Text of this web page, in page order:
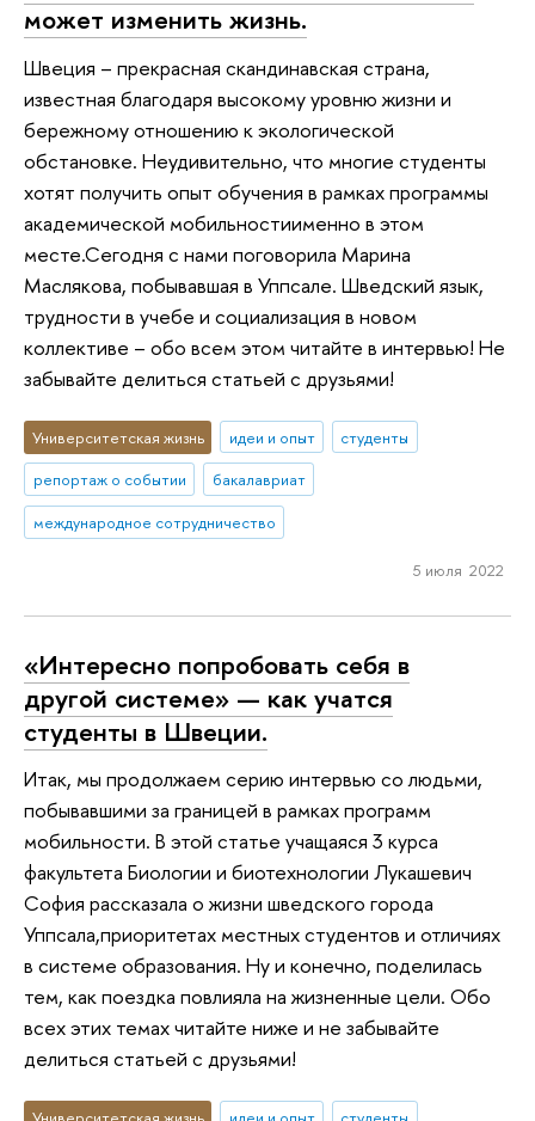
может изменить жизнь.
Швеция – прекрасная скандинавская страна,
известная благодаря высокому уровню жизни и
бережному отношению к экологической
обстановке. Неудивительно, что многие студенты
хотят получить опыт обучения в рамках программы
академической мобильностиименно в этом
месте.Сегодня с нами поговорила Марина
Маслякова, побывавшая в Уппсале. Шведский язык,
трудности в учебе и социализация в новом
коллективе – обо всем этом читайте в интервью! Не
забывайте делиться статьей с друзьями!
Университетская жизнь идеи и опыт
студенты
репортаж о событии
бакалавриат
международное сотрудничество
5 июля 2022
«Интересно попробовать себя в
другой системе» — как учатся
студенты в Швеции.
Итак, мы продолжаем серию интервью со людьми,
побывавшими за границей в рамках программ
мобильности. В этой статье учащаяся 3 курса
факультета Биологии и биотехнологии Лукашевич
София рассказала о жизни шведского города
Уппсала,приоритетах местных студентов и отличиях
в системе образования. Ну и конечно, поделилась
тем, как поездка повлияла на жизненные цели. Обо
всех этих темах читайте ниже и не забывайте
делиться статьей с друзьями!